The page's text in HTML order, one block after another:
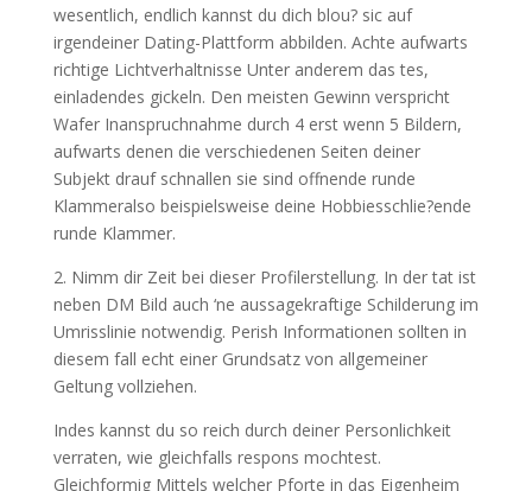
wesentlich, endlich kannst du dich blou? sic auf
irgendeiner Dating-Plattform abbilden. Achte aufwarts
richtige Lichtverhaltnisse Unter anderem das tes,
einladendes gickeln. Den meisten Gewinn verspricht
Wafer Inanspruchnahme durch 4 erst wenn 5 Bildern,
aufwarts denen die verschiedenen Seiten deiner
Subjekt drauf schnallen sie sind offnende runde
Klammeralso beispielsweise deine Hobbiesschlie?ende
runde Klammer.
2. Nimm dir Zeit bei dieser Profilerstellung. In der tat ist
neben DM Bild auch ‘ne aussagekraftige Schilderung im
Umrisslinie notwendig. Perish Informationen sollten in
diesem fall echt einer Grundsatz von allgemeiner
Geltung vollziehen.
Indes kannst du so reich durch deiner Personlichkeit
verraten, wie gleichfalls respons mochtest.
Gleichformig Mittels welcher Pforte in das Eigenheim